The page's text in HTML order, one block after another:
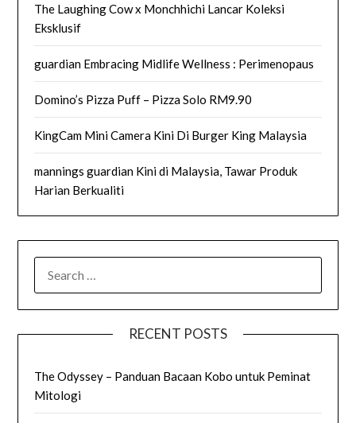
The Laughing Cow x Monchhichi Lancar Koleksi
Eksklusif
guardian Embracing Midlife Wellness : Perimenopaus
Domino’s Pizza Puff – Pizza Solo RM9.90
KingCam Mini Camera Kini Di Burger King Malaysia
mannings guardian Kini di Malaysia, Tawar Produk
Harian Berkualiti
FOR:
RECENT POSTS
The Odyssey – Panduan Bacaan Kobo untuk Peminat
Mitologi